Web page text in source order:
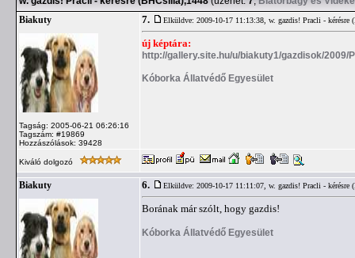
Biakuty
Tagság: 2005-06-21 06:26:16
Tagszám: #19869
Hozzászólások: 39428
7. Elküldve: 2009-10-17 11:13:38, w. gazdis! Pracli - kérésre
új képtára:
http://gallery.site.hu/u/biakuty1/gazdisok/2009/
Kóborka Állatvédő Egyesület
Kiváló dolgozó
Biakuty 6. Elküldve: 2009-10-17 11:11:07, w. gazdis! Pracli - kérésre
Borának már szólt, hogy gazdis!
Kóborka Állatvédő Egyesület